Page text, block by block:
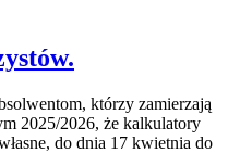
którzy zamierzają
2025/2026, że kalkulatory
do dnia 17 kwietnia do